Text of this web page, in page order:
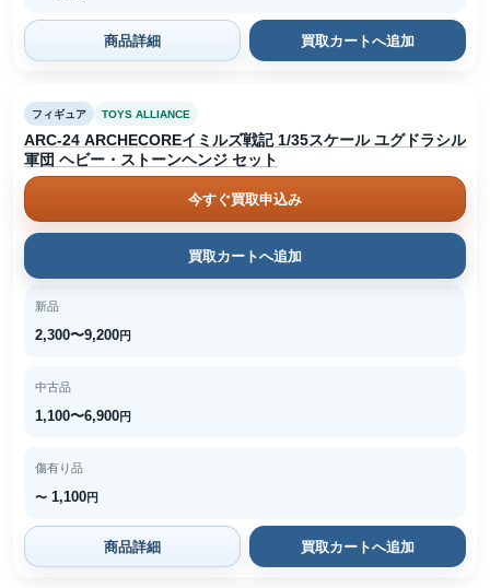
商品詳細 買取カートへ追加
フィギュア TOYS ALLIANCE
ARC-24 ARCHECOREイミルズ戦記 1/35スケール ユグドラシル
軍団 ヘビー・ストーンヘンジ セット
今すぐ買取申込み
買取カートへ追加
新品
2,300〜9,200円
中古品
1,100〜6,900円
傷有り品
〜 1,100円
商品詳細 買取カートへ追加